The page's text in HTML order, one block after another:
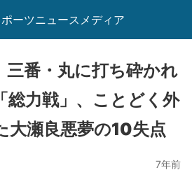
ーツニュースメディア
三番・丸に打ち砕かれ
総力戦」、ことどく外
大瀬良悪夢の10失点
7年前